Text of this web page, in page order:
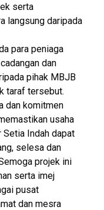
serta
langsung daripada
para peniaga
dan
pihak MBJB
taraf tersebut.
dan komitmen
usaha
Indah dapat
selesa dan
projek ini
serta imej
pusat
dan mesra